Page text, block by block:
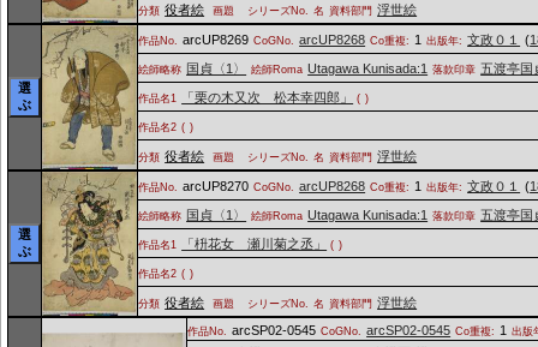
分類 役者絵 画題 シリーズNo. 名 資料部門 浮世絵
選
ぶ
作品No. arcUP8269 CoGNo. arcUP8268 Co重複: 1 出版年: 文政０１ (
絵師略称 国貞〈1〉 絵師Roma Utagawa Kunisada:1 落款印章 五渡亭国
作品名1 「栗の木又次 松本幸四郎」 ( )
作品名2 ( )
分類 役者絵 画題 シリーズNo. 名 資料部門 浮世絵
選
ぶ
作品No. arcUP8270 CoGNo. arcUP8268 Co重複: 1 出版年: 文政０１ (
絵師略称 国貞〈1〉 絵師Roma Utagawa Kunisada:1 落款印章 五渡亭国
作品名1 「枡花女 瀬川菊之丞」 ( )
作品名2 ( )
分類 役者絵 画題 シリーズNo. 名 資料部門 浮世絵
作品No. arcSP02-0545 CoGNo. arcSP02-0545 Co重複: 1
出版